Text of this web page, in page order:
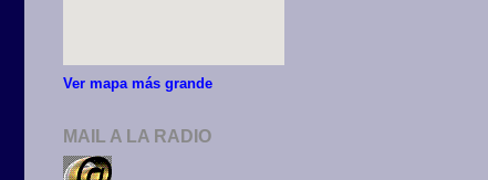
Ver mapa más grande
MAIL A LA RADIO